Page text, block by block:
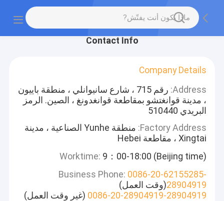
Contact Info
Company Details
Address:
رقم 715 ، شارع سانيوانلي ، منطقة باييون
، مدينة قوانغتشو بمقاطعة قوانغدونغ ، الصين. الرمز
البريدي 510440
Factory Address:
منطقة Yunhe الصناعية ، مدينة
Xingtai ، مقاطعة Hebei
Worktime: 9：00-18:00 (Beijing time)
Business Phone: 0086-20-62155285-
28904919(وقت العمل)
0086-20-28904919-28904919 (غير وقت العمل)